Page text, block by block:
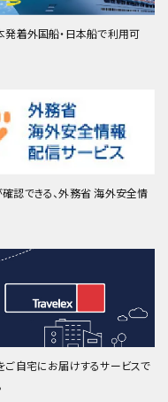
発着外国船・日本船で利用可
認できる、外務省 海外安全情
自宅にお届けするサービスで